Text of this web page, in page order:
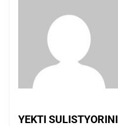
YEKTI SULISTYORINI